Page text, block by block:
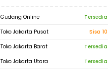
Gudang Online
Tersedia
Toko Jakarta Pusat
Sisa 10
Toko Jakarta Barat
Tersedia
Toko Jakarta Utara
Tersedia